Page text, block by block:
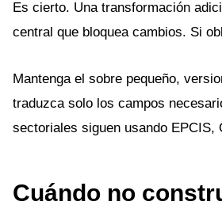
Es cierto. Una transformación
central que bloquea cambios. Si
Mantenga el sobre pequeño,
traduzca solo los campos
sectoriales siguen usando EPCIS,
Cuándo no